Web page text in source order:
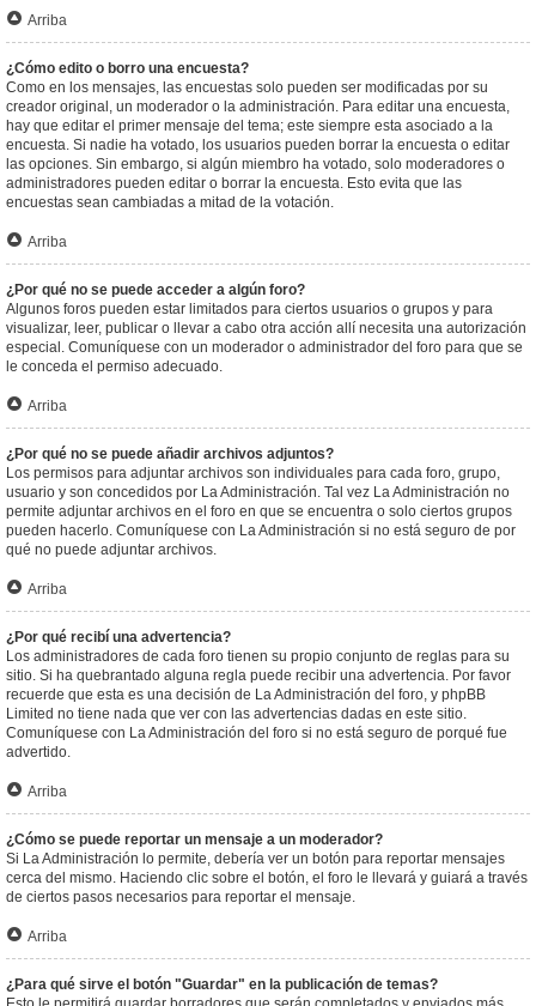
Arriba
¿Cómo edito o borro una encuesta?
Como en los mensajes, las encuestas solo pueden ser modificadas por su
creador original, un moderador o la administración. Para editar una encuesta,
hay que editar el primer mensaje del tema; este siempre esta asociado a la
encuesta. Si nadie ha votado, los usuarios pueden borrar la encuesta o editar
las opciones. Sin embargo, si algún miembro ha votado, solo moderadores o
administradores pueden editar o borrar la encuesta. Esto evita que las
encuestas sean cambiadas a mitad de la votación.
Arriba
¿Por qué no se puede acceder a algún foro?
Algunos foros pueden estar limitados para ciertos usuarios o grupos y para
visualizar, leer, publicar o llevar a cabo otra acción allí necesita una autorización
especial. Comuníquese con un moderador o administrador del foro para que se
le conceda el permiso adecuado.
Arriba
¿Por qué no se puede añadir archivos adjuntos?
Los permisos para adjuntar archivos son individuales para cada foro, grupo,
usuario y son concedidos por La Administración. Tal vez La Administración no
permite adjuntar archivos en el foro en que se encuentra o solo ciertos grupos
pueden hacerlo. Comuníquese con La Administración si no está seguro de por
qué no puede adjuntar archivos.
Arriba
¿Por qué recibí una advertencia?
Los administradores de cada foro tienen su propio conjunto de reglas para su
sitio. Si ha quebrantado alguna regla puede recibir una advertencia. Por favor
recuerde que esta es una decisión de La Administración del foro, y phpBB
Limited no tiene nada que ver con las advertencias dadas en este sitio.
Comuníquese con La Administración del foro si no está seguro de porqué fue
advertido.
Arriba
¿Cómo se puede reportar un mensaje a un moderador?
Si La Administración lo permite, debería ver un botón para reportar mensajes
cerca del mismo. Haciendo clic sobre el botón, el foro le llevará y guiará a través
de ciertos pasos necesarios para reportar el mensaje.
Arriba
¿Para qué sirve el botón "Guardar" en la publicación de temas?